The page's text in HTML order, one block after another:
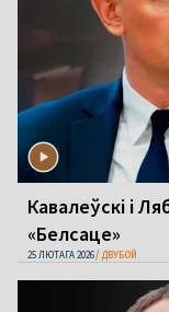
Кавалеўскі і
«Белсаце»
25 ЛЮТАГА 2026 ДВУБОЙ